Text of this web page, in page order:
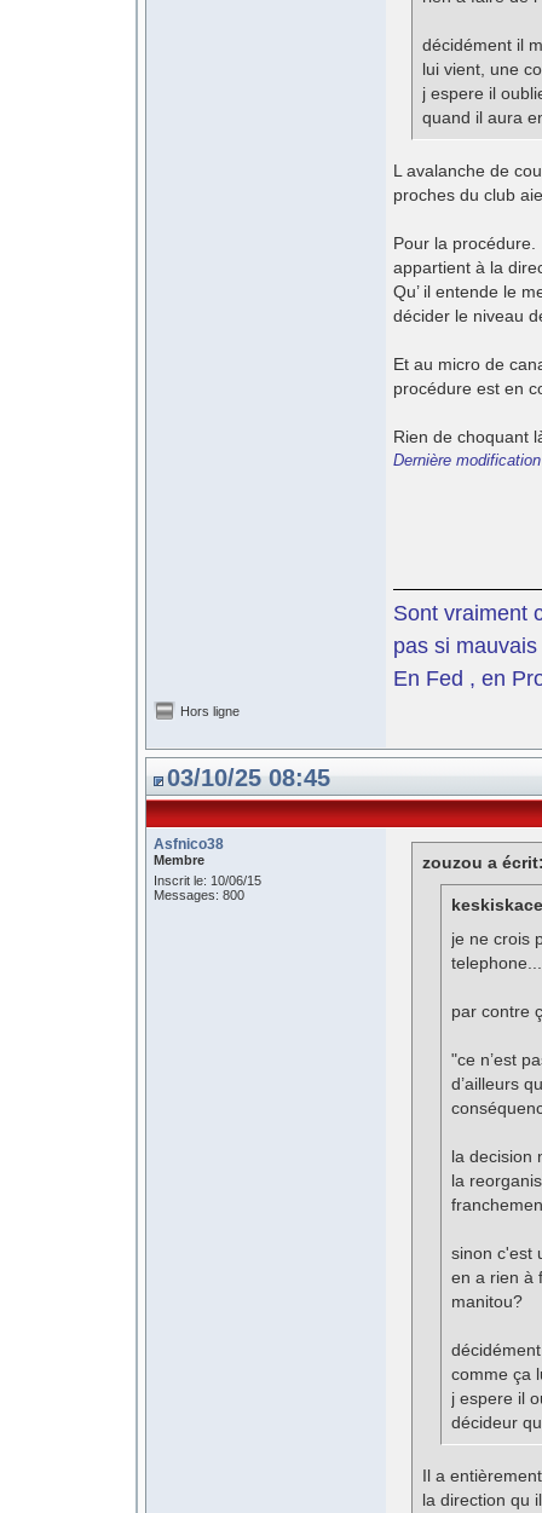
décidément il
lui vient, une
j espere il
quand il aura
L avalanche de
proches du club
Pour la
appartient à la
Qu’ il entende le
décider le niveau
Et au micro de
procédure est en
Rien de choquant
Dernière
Sont vraiment
pas si
En Fed , en
Hors ligne
03/10/25 08:45
Asfnico38
Membre
Inscrit le: 10/06/15
Messages: 800
zouzou a
je ne crois
par contre
"ce n’est
d’ailleurs
la decision
la
sinon c'est
en a rien à
manitou?
comme ça
j espere il
décideur
Il a
la direction qu